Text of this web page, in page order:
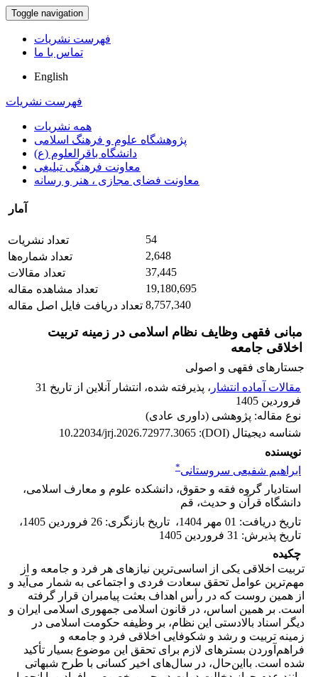
Toggle navigation
فهرست نشریات
تماس با ما
English
فهرست نشریات
همه نشریات
پژوهشگاه علوم و فرهنگ اسلامی
دانشگاه باقرالعلوم (ع)
معاونت فرهنگی تبلیغی
معاونت فضای مجازی ، هنر و رسانه
آمار
تعداد نشریات
54
تعداد شماره‌ها
2,648
تعداد مقالات
37,445
تعداد مشاهده مقاله
19,180,695
تعداد دریافت فایل اصل مقاله 8,757,340
مبانی فقهی وظایف نظام اسلامی در زمینه تربیت
اخلاقی جامعه
جستارهای فقهی و اصولی
مقالات آماده انتشار
، پذیرفته شده، انتشار آنلاین از تاریخ 31
فروردین 1405
نوع مقاله: پژوهشی (داوری عادی)
شناسه دیجیتال (DOI):
10.22034/jrj.2026.72977.3065
نویسنده
ابراهیم شفیعی سروستانی*
استادیار گروه فقه و حقوق، دانشکده علوم و معارف اسلامی،
دانشگاه قرآن و حدیث، قم
تاریخ دریافت: 01 مهر 1404 ، تاریخ بازنگری: 26 فروردین 1405
،
تاریخ پذیرش: 31 فروردین 1405
چکیده
تربیت اخلاقی یکی از اساسی‌ترین نیازهای هر فرد و جامعه و از
مهم‌ترین عوامل تحقق سعادت فردی و اجتماعی به شمار می‌آید و
از همین روست که در رأس اهداف بعثت پیامبران قرار گرفته
است. بر همین اساس، در قانون اسلامی جمهوری اسلامی ایران و
دیگر اسناد بالادستی این نظام، بر وظیفه حکومت اسلامی در
زمینه تربیت و رشد و شکوفایی اخلاقی فرد و جامعه و
فراهم‌آوردن بسترهای لازم برای تحقق این موضوع بسیار تأکید
شده است. بااین‌حال، در سال‌های اخیر کسانی با طرح شبهاتی